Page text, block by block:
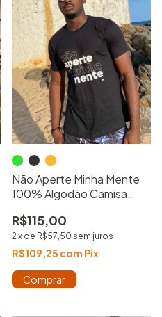
Não Aperte Minha Mente
100% Algodão Camisa
R$115,00
2x de R$57,50 sem juros
R$109,25 com Pix
Comprar